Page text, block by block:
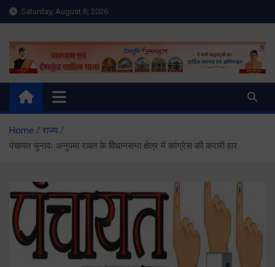
Skip
to
Saturday, August 8, 2026
Meru Raibar | Uttarakhand
News | Uttarkashi News
meruraibar.com
Home
राज्य
पंचायत चुनावः अनुपमा रावत के विधानसभा क्षेत्र में कांग्रेस की करारी हार